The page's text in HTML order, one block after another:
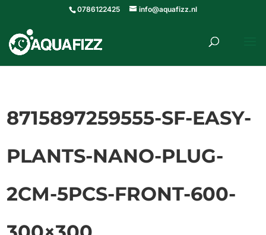
0786122425 info@aquafizz.nl
8715897259555-SF-EASY-
PLANTS-NANO-PLUG-
2CM-5PCS-FRONT-600-